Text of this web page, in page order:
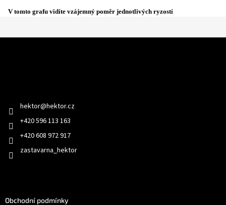
V tomto grafu vidíte vzájemný poměr jednotlivých ryzostí
hektor@hektor.cz
+420 596 113 163
+420 608 972 917
zastavarna_hektor
Obchodní podmínky